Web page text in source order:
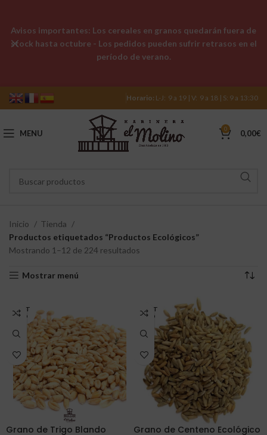
Horario: L-J: 9 a 19 | V: 9 a 18 | S: 9 a 13:30
MENU 0 0,00€
Inicio
Tienda
Productos etiquetados “Productos Ecológicos”
Mostrando 1–12 de 224 resultados
Mostrar menú
AGOT
ADO
Grano de Trigo Blando
AGOT
ADO
Grano de Centeno Ecológico
Avisos importantes: Los cereales en granos quedarán fuera de
stock hasta octubre - Los pedidos pueden sufrir retrasos en el
período de verano.